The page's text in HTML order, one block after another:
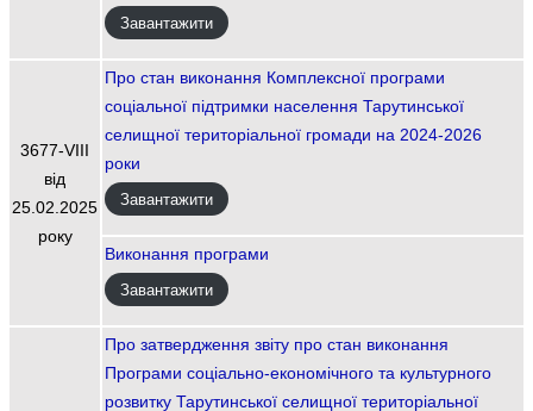
Завантажити
3677-VIIІ
від
25.02.2025
року
Про стан виконання Комплексної програми
соціальної підтримки населення Тарутинської
селищної територіальної громади на 2024-2026
роки
Завантажити
Виконання програми
Завантажити
Про затвердження звіту про стан виконання
Програми соціально-економічного та культурного
розвитку Тарутинської селищної територіальної